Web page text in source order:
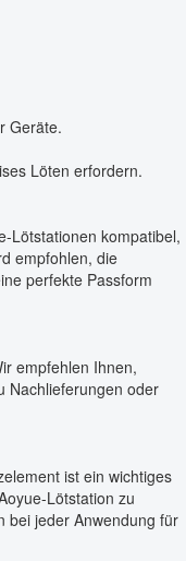
Geräte.
Löten erfordern.
Lötstationen kompatibel,
empfohlen, die
perfekte Passform
empfehlen Ihnen,
Nachlieferungen oder
ist ein wichtiges
Lötstation zu
bei jeder Anwendung für